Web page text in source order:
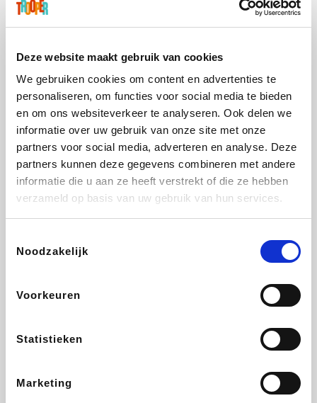
Deze website maakt gebruik van cookies
We gebruiken cookies om content en advertenties te
personaliseren, om functies voor social media te bieden
en om ons websiteverkeer te analyseren. Ook delen we
informatie over uw gebruik van onze site met onze
partners voor social media, adverteren en analyse. Deze
partners kunnen deze gegevens combineren met andere
informatie die u aan ze heeft verstrekt of die ze hebben
verzameld op basis van uw gebruik van hun services.
Noodzakelijk
Voorkeuren
Statistieken
Marketing
Prijsvrij De Online Drogist
Vidaxl Lampenlicht.be Adidas Hotels.com
DectDirect
Brussels Airlines
EuroGifts Get Your Guide